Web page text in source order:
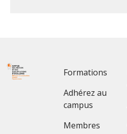
Footer 1
Formations
Adhérez au
campus
Membres